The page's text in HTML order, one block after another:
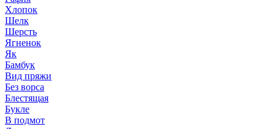
Хлопок
Шелк
Шерсть
Ягненок
Як
Бамбук
Вид пряжи
Без ворса
Блестящая
Букле
В подмот